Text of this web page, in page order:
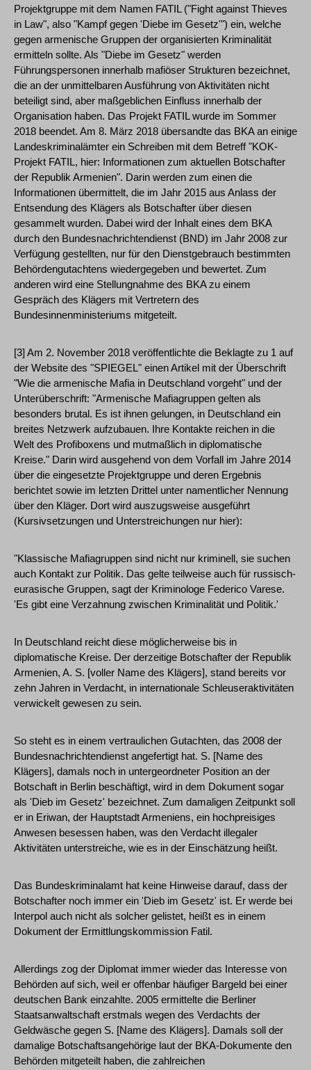
Projektgruppe mit dem Namen FATIL ("Fight against Thieves
in Law", also "Kampf gegen 'Diebe im Gesetz'") ein, welche
gegen armenische Gruppen der organisierten Kriminalität
ermitteln sollte. Als "Diebe im Gesetz" werden
Führungspersonen innerhalb mafiöser Strukturen bezeichnet,
die an der unmittelbaren Ausführung von Aktivitäten nicht
beteiligt sind, aber maßgeblichen Einfluss innerhalb der
Organisation haben. Das Projekt FATIL wurde im Sommer
2018 beendet. Am 8. März 2018 übersandte das BKA an einige
Landeskriminalämter ein Schreiben mit dem Betreff "KOK-
Projekt FATIL, hier: Informationen zum aktuellen Botschafter
der Republik Armenien". Darin werden zum einen die
Informationen übermittelt, die im Jahr 2015 aus Anlass der
Entsendung des Klägers als Botschafter über diesen
gesammelt wurden. Dabei wird der Inhalt eines dem BKA
durch den Bundesnachrichtendienst (BND) im Jahr 2008 zur
Verfügung gestellten, nur für den Dienstgebrauch bestimmten
Behördengutachtens wiedergegeben und bewertet. Zum
anderen wird eine Stellungnahme des BKA zu einem
Gespräch des Klägers mit Vertretern des
Bundesinnenministeriums mitgeteilt.
[3] Am 2. November 2018 veröffentlichte die Beklagte zu 1 auf
der Website des "SPIEGEL" einen Artikel mit der Überschrift
"Wie die armenische Mafia in Deutschland vorgeht" und der
Unterüberschrift: "Armenische Mafiagruppen gelten als
besonders brutal. Es ist ihnen gelungen, in Deutschland ein
breites Netzwerk aufzubauen. Ihre Kontakte reichen in die
Welt des Profiboxens und mutmaßlich in diplomatische
Kreise." Darin wird ausgehend von dem Vorfall im Jahre 2014
über die eingesetzte Projektgruppe und deren Ergebnis
berichtet sowie im letzten Drittel unter namentlicher Nennung
über den Kläger. Dort wird auszugsweise ausgeführt
(Kursivsetzungen und Unterstreichungen nur hier):
"Klassische Mafiagruppen sind nicht nur kriminell, sie suchen
auch Kontakt zur Politik. Das gelte teilweise auch für russisch-
eurasische Gruppen, sagt der Kriminologe Federico Varese.
'Es gibt eine Verzahnung zwischen Kriminalität und Politik.'
In Deutschland reicht diese möglicherweise bis in
diplomatische Kreise. Der derzeitige Botschafter der Republik
Armenien, A. S. [voller Name des Klägers], stand bereits vor
zehn Jahren in Verdacht, in internationale Schleuseraktivitäten
verwickelt gewesen zu sein.
So steht es in einem vertraulichen Gutachten, das 2008 der
Bundesnachrichtendienst angefertigt hat. S. [Name des
Klägers], damals noch in untergeordneter Position an der
Botschaft in Berlin beschäftigt, wird in dem Dokument sogar
als 'Dieb im Gesetz' bezeichnet. Zum damaligen Zeitpunkt soll
er in Eriwan, der Hauptstadt Armeniens, ein hochpreisiges
Anwesen besessen haben, was den Verdacht illegaler
Aktivitäten unterstreiche, wie es in der Einschätzung heißt.
Das Bundeskriminalamt hat keine Hinweise darauf, dass der
Botschafter noch immer ein 'Dieb im Gesetz' ist. Er werde bei
Interpol auch nicht als solcher gelistet, heißt es in einem
Dokument der Ermittlungskommission Fatil.
Allerdings zog der Diplomat immer wieder das Interesse von
Behörden auf sich, weil er offenbar häufiger Bargeld bei einer
deutschen Bank einzahlte. 2005 ermittelte die Berliner
Staatsanwaltschaft erstmals wegen des Verdachts der
Geldwäsche gegen S. [Name des Klägers]. Damals soll der
damalige Botschaftsangehörige laut der BKA-Dokumente den
Behörden mitgeteilt haben, die zahlreichen